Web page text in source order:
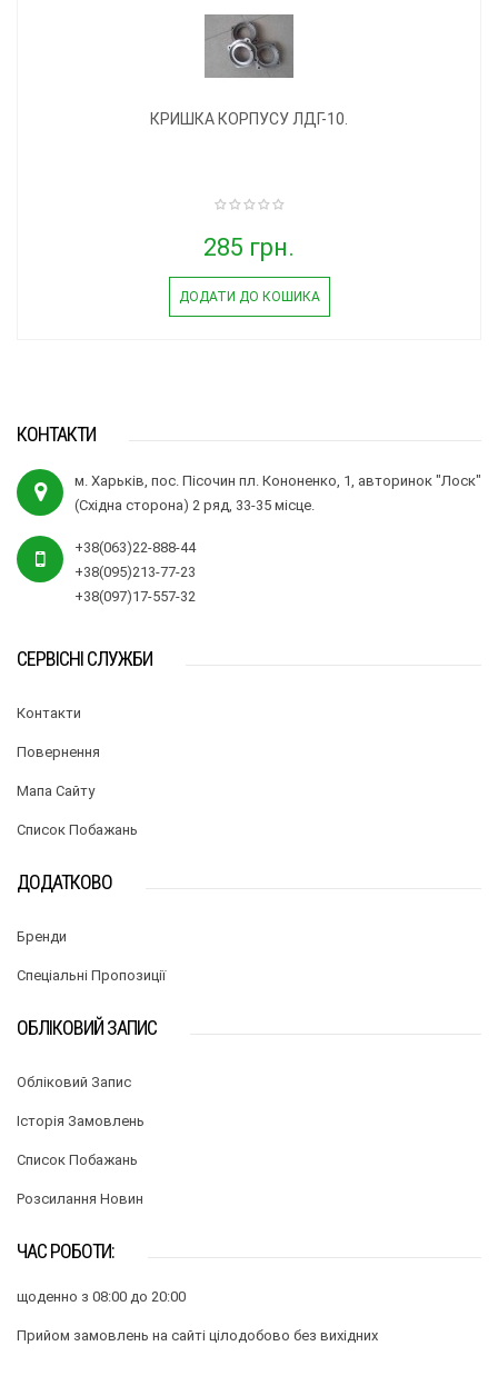
КРИШКА КОРПУСУ ЛДГ-10.
285 грн.
ДОДАТИ ДО КОШИКА
КОНТАКТИ
м. Харьків, пос. Пісочин пл. Кононенко, 1, авторинок "Лоск"
(Східна сторона) 2 ряд, 33-35 місце.
+38(063)22-888-44
+38(095)213-77-23
+38(097)17-557-32
СЕРВІСНІ СЛУЖБИ
Контакти
Повернення
Мапа Сайту
Список Побажань
ДОДАТКОВО
Бренди
Спеціальні Пропозиції
ОБЛІКОВИЙ ЗАПИС
Обліковий Запис
Історія Замовлень
Список Побажань
Розсилання Новин
ЧАС РОБОТИ:
щоденно з 08:00 до 20:00
Прийом замовлень на сайті цілодобово без вихідних